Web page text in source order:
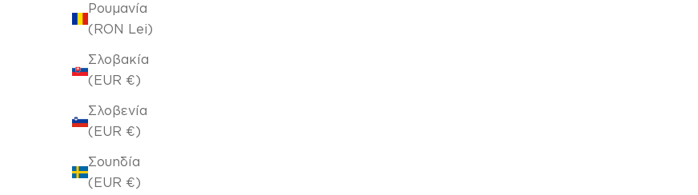
Ρουμανία
(RON Lei)
Σλοβακία
(EUR €)
Σλοβενία
(EUR €)
Σουηδία
(EUR €)
Γέμιση Μαξιλαριού 43x43cm 912